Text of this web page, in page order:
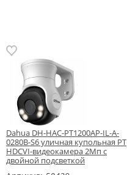
Dahua DH-HAC-PT1200AP-IL-A-
0280B-S6 уличная купольная PT
HDCVI-видеокамера 2Мп с
двойной подсветкой